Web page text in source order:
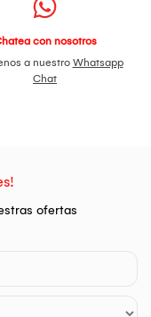
con nosotros
a nuestro Whatsapp
Chat
ofertas